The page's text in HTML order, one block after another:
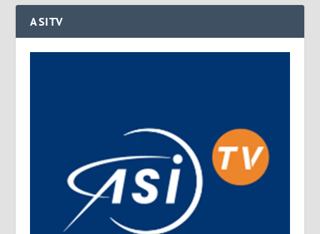
ASITV